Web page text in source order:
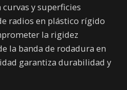
y superficies
radios en plástico rígido
la rigidez
la banda de rodadura en
garantiza durabilidad y